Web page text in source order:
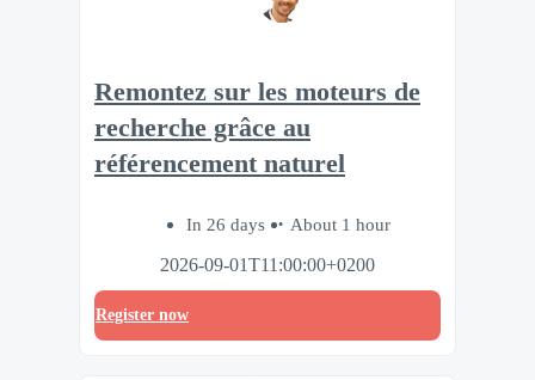
Remontez sur les moteurs de
recherche grâce au
référencement naturel
In 26 days
About 1 hour
2026-09-01T11:00:00+0200
Register now